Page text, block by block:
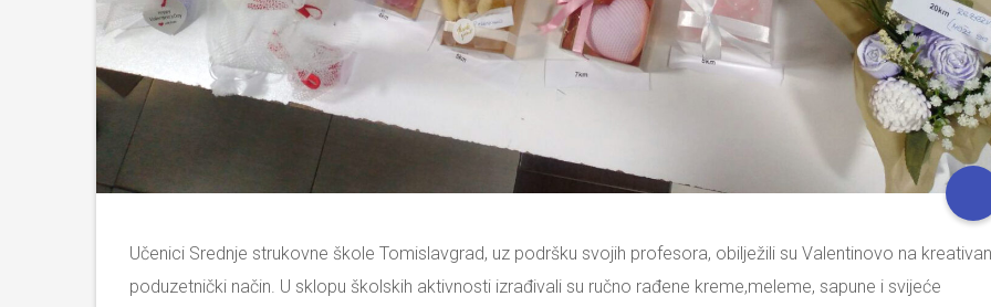
Učenici Srednje strukovne škole Tomislavgrad, uz podršku svojih profesora, obilježili su Valentinovo na
poduzetnički način. U sklopu školskih aktivnosti izrađivali su ručno rađene kreme,meleme, sapune i svijeće
2026./2027. godini
2025./2026.